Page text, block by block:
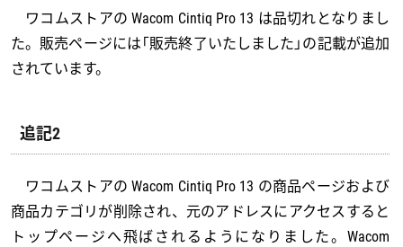
ワコムストアの Wacom Cintiq Pro 13 は品切れとなりまし
た。販売ページには「販売終了いたしました」の記載が追加
されています。
追記2
ワコムストアの Wacom Cintiq Pro 13 の商品ページおよび
商品カテゴリが削除され、元のアドレスにアクセスすると
トップページへ飛ばされるようになりました。Wacom